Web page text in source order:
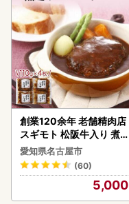
創業120余年 老舗精肉店
スギモト 松阪牛入り 煮込
み ハンバーグ 110g×4枚
惣菜 お取り寄せ グルメ ハ
ンバーグ 冷凍
愛知県名古屋市
(60)
5,000